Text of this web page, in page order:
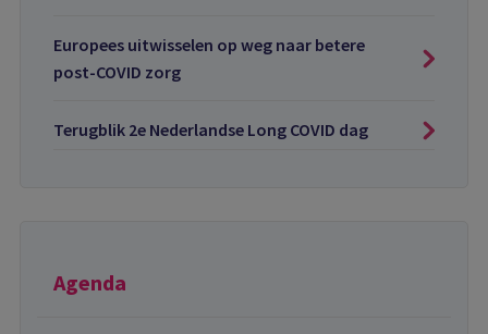
Europees uitwisselen op weg naar betere
post-COVID zorg
Terugblik 2e Nederlandse Long COVID dag
Agenda